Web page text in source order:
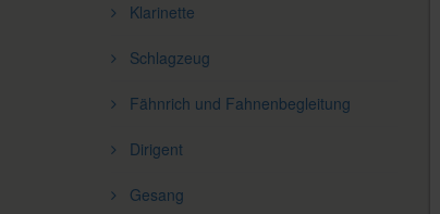
Klarinette
Schlagzeug
Fähnrich und Fahnenbegleitung
Dirigent
Gesang